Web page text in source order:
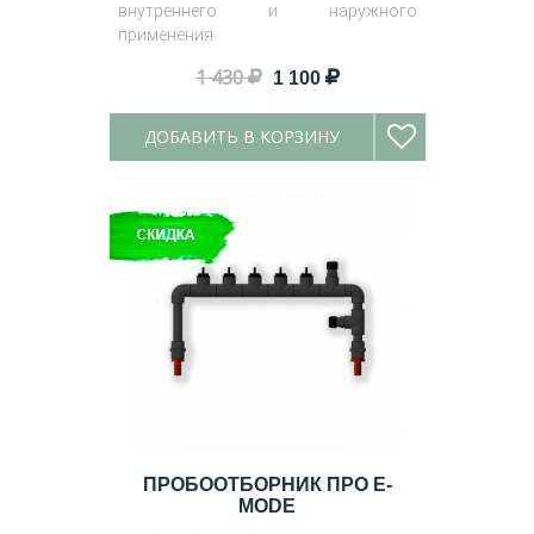
внутреннего и наружного
применения.
1 430 1 100
ДОБАВИТЬ В КОРЗИНУ
ПРОБООТБОРНИК ПРО E-
MODE